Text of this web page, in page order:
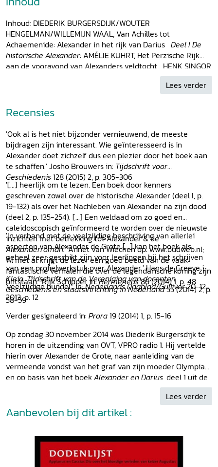
Inhoud: DIEDERIK BURGERSDIJK/WOUTER
HENGELMAN/WILLEMIJN WAAL, Van Achilles tot
Achaemenide: Alexander in het rijk van Darius Deel I De
historische Alexander: AMÉLIE KUHRT, Het Perzische Rijk
aan de vooravond van Alexanders veldtocht HENK SINGOR,
Alexanders militaire prestaties BERT VAN DER SPEK,
Alexander in spijkerschrift ROLF STROOTMAN, Alexander
en Darius in Pompeii. Een beschrijving van het
'Alexandermozaïek' ROBBERT BOSSCHART, De vrouwen
van AlexanderDeel 2 DeAlexanderroman:WOUTER
HENKELMAN, Hemelblau es dies steens maniere. Over de
onsterfelijkheid en de dood en de Griekse
Alexanderroman WOUT VAN BEKKUM, De joodse
Alexander JACCO DIELEMAN, De Egyptische
AlexanderromanFAUSTINA DOUFIKAR-AERTS, Al-Iskander
en Dārīnūsh: Alexanders bezoek aan Darius in Arabische
handschriften GABRIELLE VAN DEN BERG, Alexander in
het Perzische Boek der Koningen WILLEM AERTS, Een
ByzantijnseAlexanderromanin politische verzen MARK
NIEUWENHUIS, Een geitenbok uit het westen. Alexander en
Darius in deAlexandreisvan Walter van Châtillon
MAARTEN KLEIN, Alexander als Dionysos in Couperus’
Iskander Chronologisch overzicht Bibliografie Auteurs
Lees verder
Recensies
'Ook al is het niet bijzonder vernieuwend, de meeste
bijdragen zijn interessant. Wie geïnteresseerd is in
Alexander doet zichzelf dus een plezier door het boek aan
te schaffen.' Josho Brouwers in: Tijdschrift voor
Geschiedenis128 (2015) 2, p. 305-306
'[...] heerlijk om te lezen. Een boek door kenners
geschreven zowel over de historische Alexander (deel I, p.
19-132) als over het Nachleben van Alexander na zijn dood
(deel 2, p. 135-254). [...] Een weldaad om zo goed en
caleidoscopisch geïnformeerd te worden over de nieuwste
inzichten met betrekking tot Alexander & de
Alexanderroman.' Annet van Wiechen op: www.oudweb.nl;
'Al met al krijgt de lezer een goed beeld van de vaak
fantastische verhalen die over de legendarische koning zijn
ontstaan.' Rijk Schipper in:Hermeneus86 (2014) 1, p. 48
'In verband met de veelzijdige beschrijving van allerlei
aspecten van Alexander de Grote [...] kan het boek als
geheel zeer geschikt zijn voor leerlingen bij het schrijven
van een profielwerkstuk over Alexander.' Hans de Greeve in:
Kleio. Tijdschrift van de Vereniging van docenten
Geschiedenis en staatsinrichting in Nederland55 (2014) 2, p.
58-59
'veelzijdige bundel', in:Nederlands Dagblad/Gulliver20-12-
2013, p. 12
Verder gesignaleerd in: Prora19 (2014) 1, p. 15-16
Op zondag 30 november 2014 was Diederik Burgersdijk te
horen in de uitzending van OVT, VPRO radio 1. Hij vertelde
hierin over Alexander de Grote, naar aanleiding van de
vermeende vondst van het graf van zijn moeder Olympias,
en op basis van het boekAlexander en Darius , deel 1 uit de
Lees verder
Aanbevolen bij dit artikel :